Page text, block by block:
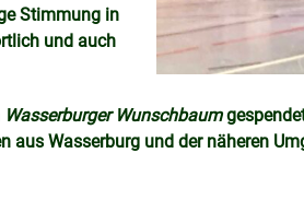
Stimmung in
und auch
Wasserburger Wunschbaum
Wasserburg und der näheren